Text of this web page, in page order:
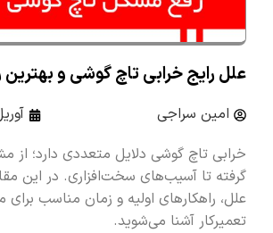
علل رایج خرابی تاچ گوشی و بهترین
امین سراجی
آوریل 28,
خرابی تاچ گوشی دلایل متعددی دارد؛ از
گرفته تا آسیب‌های سخت‌افزاری. در این
علل، راهکارهای اولیه و زمان مناسب برای
تعمیرکار آشنا می‌شوید.